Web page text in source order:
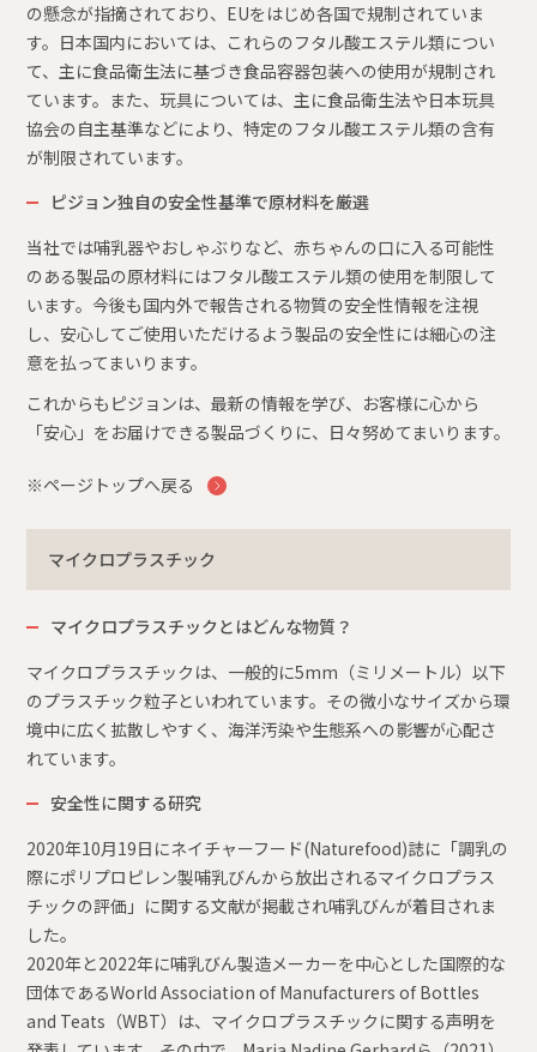
の懸念が指摘されており、EUをはじめ各国で規制されていま
す。日本国内においては、これらのフタル酸エステル類につい
て、主に食品衛生法に基づき食品容器包装への使用が規制され
ています。また、玩具については、主に食品衛生法や日本玩具
協会の自主基準などにより、特定のフタル酸エステル類の含有
が制限されています。
ピジョン独自の安全性基準で原材料を厳選
当社では哺乳器やおしゃぶりなど、赤ちゃんの口に入る可能性
のある製品の原材料にはフタル酸エステル類の使用を制限して
います。今後も国内外で報告される物質の安全性情報を注視
し、安心してご使用いただけるよう製品の安全性には細心の注
意を払ってまいります。
これからもピジョンは、最新の情報を学び、お客様に心から
「安心」をお届けできる製品づくりに、日々努めてまいります。
※ページトップへ戻る
マイクロプラスチック
マイクロプラスチックとはどんな物質？
マイクロプラスチックは、一般的に5mm（ミリメートル）以下
のプラスチック粒子といわれています。その微小なサイズから環
境中に広く拡散しやすく、海洋汚染や生態系への影響が心配さ
れています。
安全性に関する研究
2020年10月19日にネイチャーフード(Naturefood)誌に「調乳の
際にポリプロピレン製哺乳びんから放出されるマイクロプラス
チックの評価」に関する文献が掲載され哺乳びんが着目されま
した。
2020年と2022年に哺乳びん製造メーカーを中心とした国際的な
団体であるWorld Association of Manufacturers of Bottles
and Teats（WBT）は、マイクロプラスチックに関する声明を